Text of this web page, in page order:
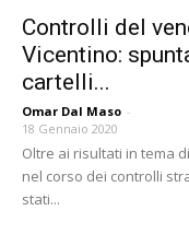
Controlli del
Vicentino:
cartelli...
Omar Dal Maso -
18 Gennaio 2020
Oltre ai risultati in tema
nel corso dei controlli
stati...